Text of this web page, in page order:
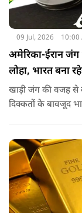
09 Jul, 2026 10:00
अमेरिका-ईरान जंग
लोहा, भारत बना
खाड़ी जंग की वजह से
दिक्कतों के बावजूद
लिए सलाह भी दी गई